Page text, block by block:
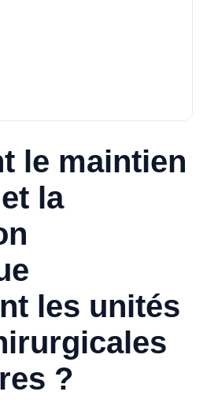
le maintien
la
les unités
?